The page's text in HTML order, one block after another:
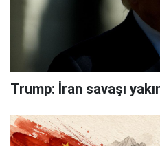
Trump: İran savaşı